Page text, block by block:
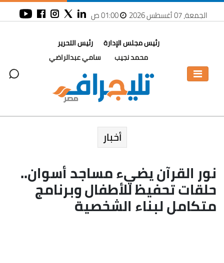
الجمعة، 07 أغسطس 2026 01:00 ص
رئيس مجلس الإدارة
محمد نجيب
رئيس التحرير
سامي عبدالراضي
أخبار
نور القرآن يضيء مساجد أسوان..
حلقات تحفيظ للأطفال وبرنامج
متكامل لبناء الشخصية